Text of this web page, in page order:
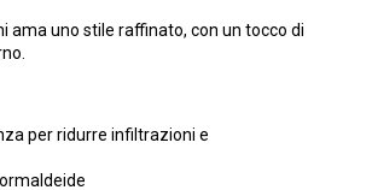
ama uno stile raffinato, con un tocco di
per ridurre infiltrazioni e